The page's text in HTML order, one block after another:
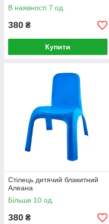
В наявності 7 од.
380 ₴
Купити
Стілець дитячий блакитний
Алеана
Більше 10 од.
380 ₴